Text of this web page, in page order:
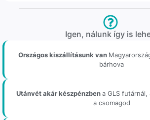
Igen, nálunk így is
Országos kiszállításunk van
bárhova
Utánvét akár készpénzbena GLS
a csomagod